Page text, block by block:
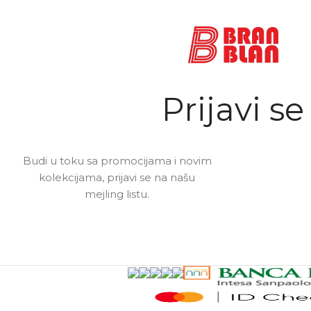
Prijavi se
Budi u toku sa promocijama i novim
kolekcijama, prijavi se na našu
mejling listu.